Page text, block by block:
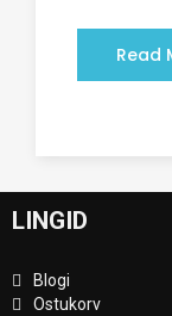
Read
LINGID
Blogi
Ostukorv